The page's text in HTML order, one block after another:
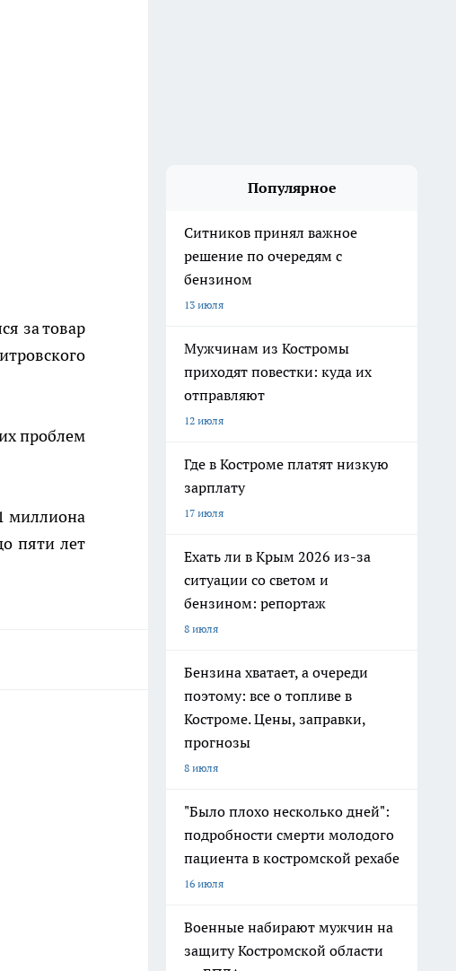
за товар
проблем
миллиона
пяти лет
Популярное
Ситников принял важное
решение по очередям с
бензином
13 июля
Мужчинам из Костромы
приходят повестки: куда их
отправляют
12 июля
Где в Костроме платят низкую
зарплату
17 июля
Ехать ли в Крым 2026 из-за
ситуации со светом и
бензином: репортаж
8 июля
Бензина хватает, а очереди
поэтому: все о топливе в
Костроме. Цены, заправки,
прогнозы
8 июля
"Было плохо несколько дней":
подробности смерти молодого
пациента в костромской рехабе
16 июля
Военные набирают мужчин на
защиту Костромской области